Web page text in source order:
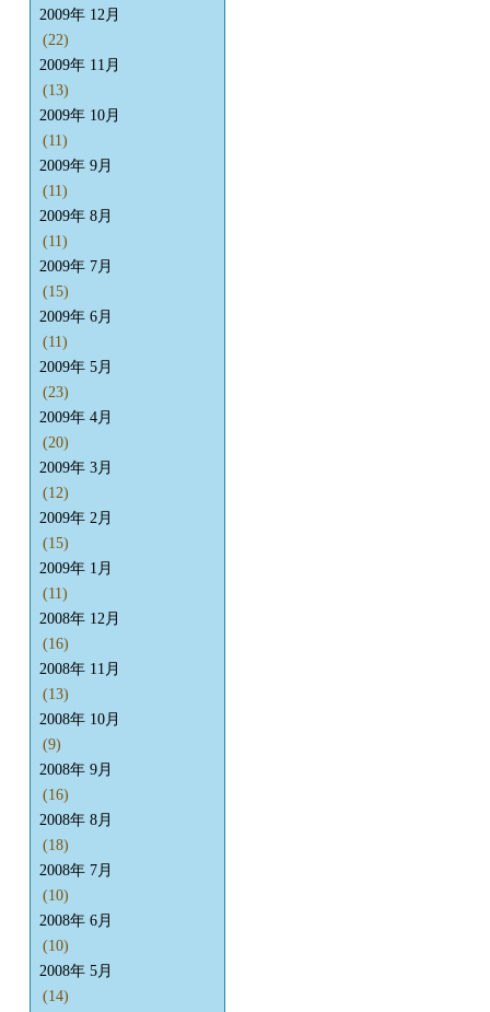
2009年 12月
(22)
2009年 11月
(13)
2009年 10月
(11)
2009年 9月
(11)
2009年 8月
(11)
2009年 7月
(15)
2009年 6月
(11)
2009年 5月
(23)
2009年 4月
(20)
2009年 3月
(12)
2009年 2月
(15)
2009年 1月
(11)
2008年 12月
(16)
2008年 11月
(13)
2008年 10月
(9)
2008年 9月
(16)
2008年 8月
(18)
2008年 7月
(10)
2008年 6月
(10)
2008年 5月
(14)